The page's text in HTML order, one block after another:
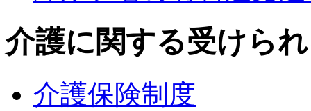
介護に関する受けら
介護保険制度